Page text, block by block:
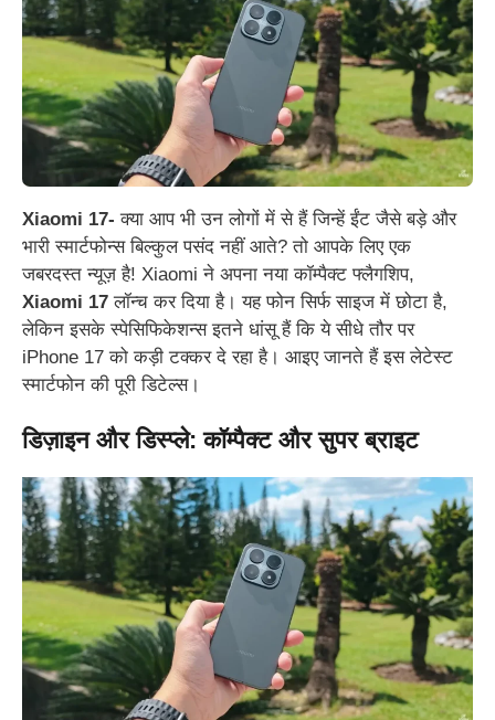
Xiaomi 17-क्या आप भी उन लोगों में से हैं जिन्हें ईंट जैसे बड़े और
भारी स्मार्टफोन्स बिल्कुल पसंद नहीं आते? तो आपके लिए एक
जबरदस्त न्यूज़ है! Xiaomi ने अपना नया कॉम्पैक्ट फ्लैगशिप,
Xiaomi 17 लॉन्च कर दिया है। यह फोन सिर्फ साइज में छोटा है,
लेकिन इसके स्पेसिफिकेशन्स इतने धांसू हैं कि ये सीधे तौर पर
iPhone 17 को कड़ी टक्कर दे रहा है। आइए जानते हैं इस लेटेस्ट
स्मार्टफोन की पूरी डिटेल्स।
डिज़ाइन और डिस्प्ले: कॉम्पैक्ट और सुपर ब्राइट